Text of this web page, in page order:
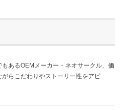
もあるOEMメーカー・ネオサークル、価
らこだわりやストーリー性をアピ...